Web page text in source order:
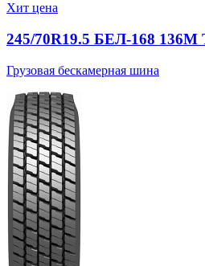
Хит цена
245/70R19.5 БЕЛ-168
Грузовая бескамерная шина